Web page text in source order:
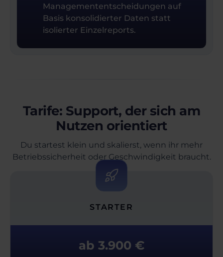
Managemententscheidungen auf
Basis konsolidierter Daten statt
isolierter Einzelreports.
Tarife: Support, der sich am
Nutzen orientiert
Du startest klein und skalierst, wenn ihr mehr
Betriebssicherheit oder Geschwindigkeit braucht.
STARTER
ab 3.900 €